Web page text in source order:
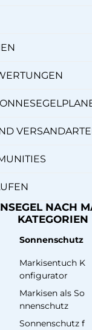
NACH
KATEGORIEN
Sonnenschutz
Markisentuch K
onfigurator
Markisen als So
nnenschutz
Sonnenschutz f